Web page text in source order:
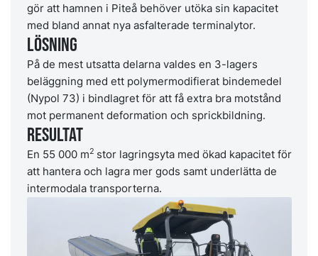
gör att hamnen i Piteå behöver utöka sin kapacitet
med bland annat nya asfalterade terminalytor.
Lösning
På de mest utsatta delarna valdes en 3-lagers
beläggning med ett polymermodifierat bindemedel
(Nypol 73) i bindlagret för att få extra bra motstånd
mot permanent deformation och sprickbildning.
Resultat
En 55 000 m2 stor lagringsyta med ökad kapacitet för
att hantera och lagra mer gods samt underlätta de
intermodala transporterna.